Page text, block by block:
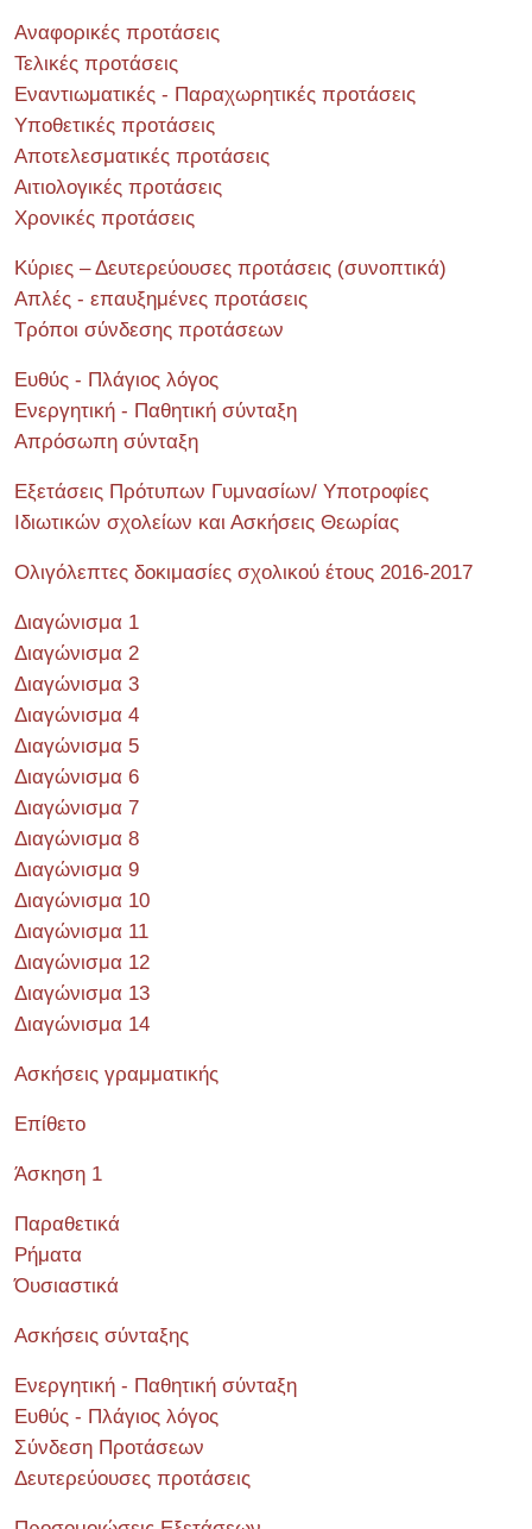
Αναφορικές προτάσεις
Τελικές προτάσεις
Εναντιωματικές - Παραχωρητικές προτάσεις
Υποθετικές προτάσεις
Αποτελεσματικές προτάσεις
Αιτιολογικές προτάσεις
Χρονικές προτάσεις
Κύριες – Δευτερεύουσες προτάσεις (συνοπτικά)
Απλές - επαυξημένες προτάσεις
Τρόποι σύνδεσης προτάσεων
Ευθύς - Πλάγιος λόγος
Ενεργητική - Παθητική σύνταξη
Απρόσωπη σύνταξη
Εξετάσεις Πρότυπων Γυμνασίων/ Υποτροφίες
Ιδιωτικών σχολείων και Ασκήσεις Θεωρίας
Ολιγόλεπτες δοκιμασίες σχολικού έτους 2016-2017
Διαγώνισμα 1
Διαγώνισμα 2
Διαγώνισμα 3
Διαγώνισμα 4
Διαγώνισμα 5
Διαγώνισμα 6
Διαγώνισμα 7
Διαγώνισμα 8
Διαγώνισμα 9
Διαγώνισμα 10
Διαγώνισμα 11
Διαγώνισμα 12
Διαγώνισμα 13
Διαγώνισμα 14
Ασκήσεις γραμματικής
Επίθετο
Άσκηση 1
Παραθετικά
Ρήματα
Όυσιαστικά
Ασκήσεις σύνταξης
Ενεργητική - Παθητική σύνταξη
Ευθύς - Πλάγιος λόγος
Σύνδεση Προτάσεων
Δευτερεύουσες προτάσεις